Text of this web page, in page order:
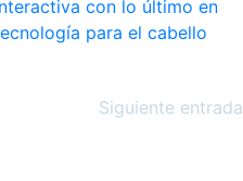
Siguiente entrada